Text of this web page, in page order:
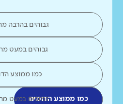
גבוהים בהרבה
גבוהים במעט
כמו ממוצע
כמו ממוצע הדומיםנמוכים במעט